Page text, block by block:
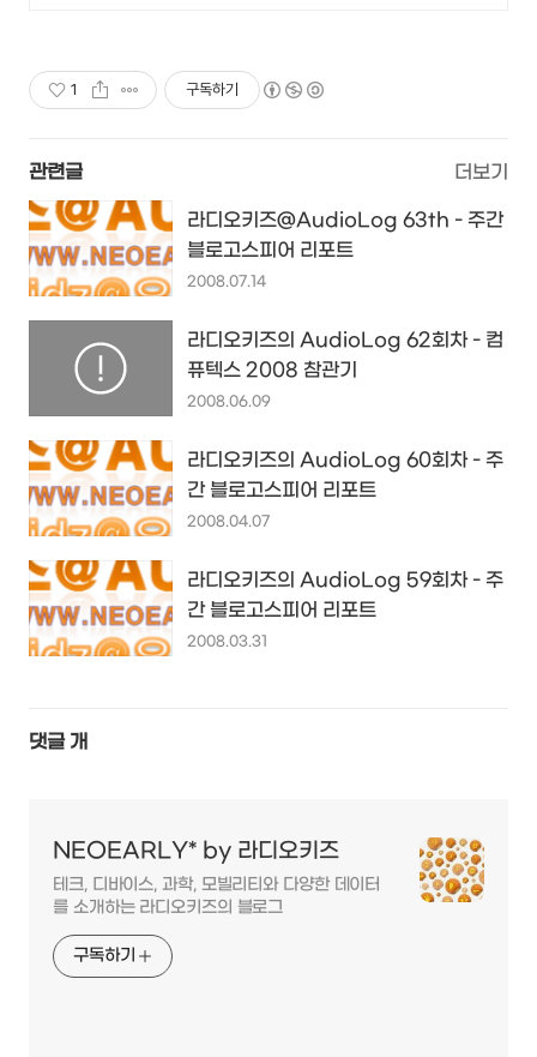
1 구독하기
관련글 더보기
라디오키즈@AudioLog 63th - 주간
블로고스피어 리포트
2008.07.14
라디오키즈의 AudioLog 62회차 - 컴
퓨텍스 2008 참관기
2008.06.09
라디오키즈의 AudioLog 60회차 - 주
간 블로고스피어 리포트
2008.04.07
라디오키즈의 AudioLog 59회차 - 주
간 블로고스피어 리포트
2008.03.31
댓글 개
NEOEARLY* by 라디오키즈
테크, 디바이스, 과학, 모빌리티와 다양한 데이터
를 소개하는 라디오키즈의 블로그
구독하기